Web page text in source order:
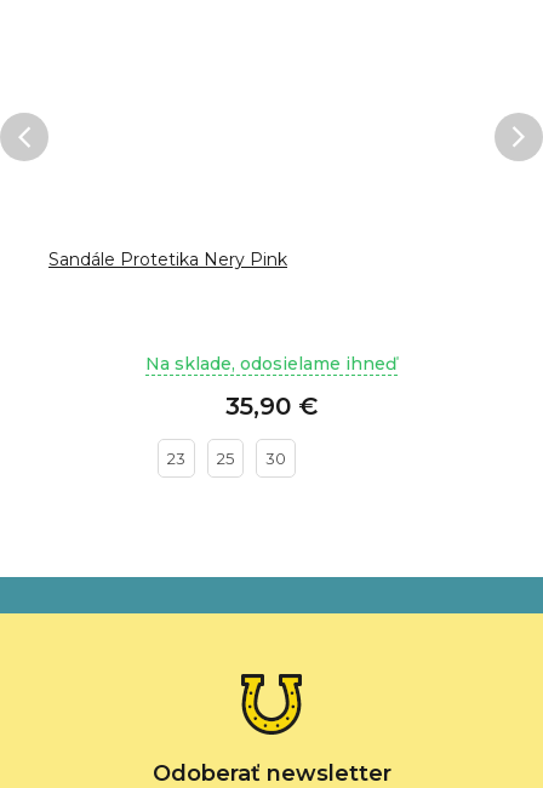
Sandále Protetika Nery Pink
Na sklade, odosielame ihneď
35,90 €
23 25 30
á
Odoberať newsletter